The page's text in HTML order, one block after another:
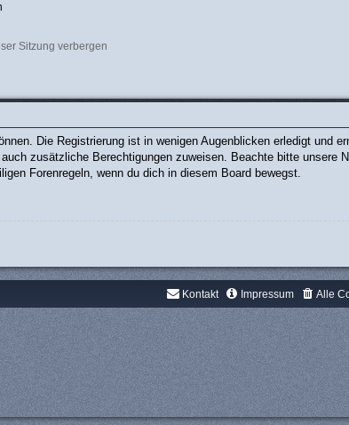
Sitzung verbergen
Die Registrierung ist in wenigen Augenblicken erledigt und
zusätzliche Berechtigungen zuweisen. Beachte bitte unsere
Forenregeln, wenn du dich in diesem Board bewegst.
Alle
Impressum
Kontakt